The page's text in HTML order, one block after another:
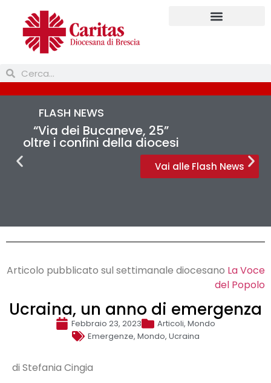
FLASH NEWS
“Via dei Bucaneve, 25”
oltre i confini della diocesi
Vai alle Flash News
Articolo pubblicato sul settimanale diocesano La Voce
del Popolo
Ucraina, un anno di emergenza
Febbraio 23, 2023 Articoli, Mondo
Emergenze, Mondo, Ucraina
di Stefania Cingia